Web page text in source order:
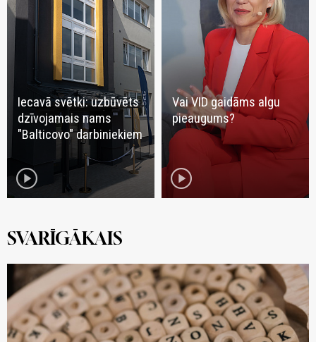
Iecavā svētki: uzbūvēts
dzīvojamais nams
"Balticovo" darbiniekiem
play_circle
Vai VID gaidāms algu
pieaugums?
play_circle
SVARĪGĀKAIS